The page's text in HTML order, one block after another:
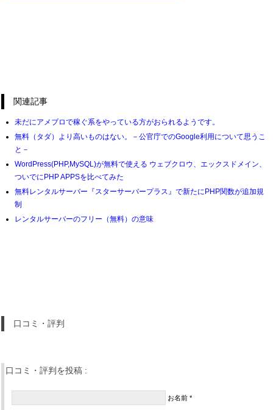
関連記事
未だにアメブロで稼ぐ系をやっている方がおられるようです。
無料（タダ）より高いものはない。－公官庁でのGoogle利用について思うこ
と－
WordPress(PHP,MySQL)が無料で使える ウェブクロウ、エックスドメイン、
ついでにPHP APPSを比べてみた
無料レンタルサーバー『スターサーバープラス』で新たにPHP関数が追加規
制
レンタルサーバーのフリー（無料）の意味
口コミ・評判
口コミ・評判を投稿 :
お名前 *